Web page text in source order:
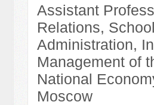
Assistant
Relations,
Administration,
Management of
National
Moscow